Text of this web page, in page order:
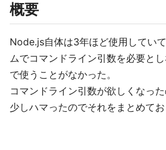
概要
Node.js自体は3年ほど使用してい
ムでコマンドライン引数を必要と
で使うことがなかった。
コマンドライン引数が欲しくなっ
少しハマったのでそれをまとめてお